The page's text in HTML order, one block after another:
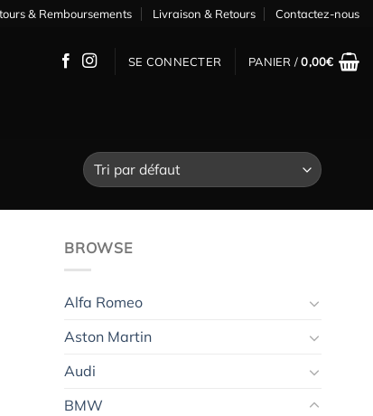
& Remboursements Livraison & Retours Contactez-nous
SE CONNECTER PANIER /0,00€
BROWSE
Alfa Romeo
Aston Martin
Audi
BMW